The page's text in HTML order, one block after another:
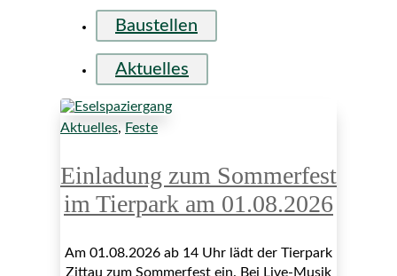
Baustellen
Aktuelles
Aktuelles, Feste
Einladung zum Sommerfest
im Tierpark am 01.08.2026
Am 01.08.2026 ab 14 Uhr lädt der Tierpark
Zittau zum Sommerfest ein. Bei Live-Musik